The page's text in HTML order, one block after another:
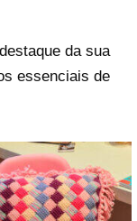
da sua
essenciais de